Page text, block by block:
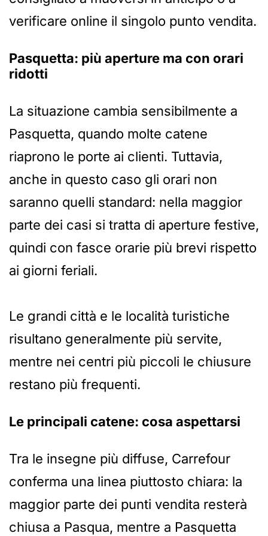
verificare online il singolo punto vendita.
Pasquetta: più aperture ma con orari
ridotti
La situazione cambia sensibilmente a
Pasquetta, quando molte catene
riaprono le porte ai clienti. Tuttavia,
anche in questo caso gli orari non
saranno quelli standard: nella maggior
parte dei casi si tratta di aperture festive,
quindi con fasce orarie più brevi rispetto
ai giorni feriali.
Le grandi città e le località turistiche
risultano generalmente più servite,
mentre nei centri più piccoli le chiusure
restano più frequenti.
Le principali catene: cosa aspettarsi
Tra le insegne più diffuse, Carrefour
conferma una linea piuttosto chiara: la
maggior parte dei punti vendita resterà
chiusa a Pasqua, mentre a Pasquetta